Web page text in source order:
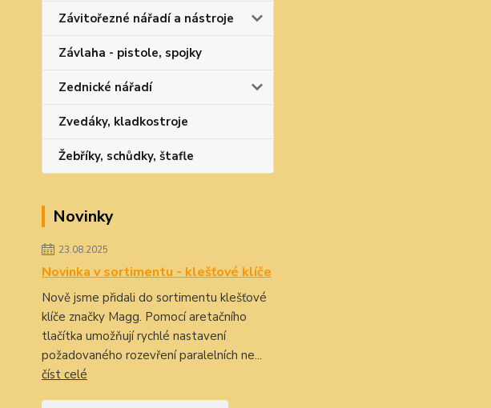
Závitořezné nářadí a nástroje
Závlaha - pistole, spojky
Zednické nářadí
Zvedáky, kladkostroje
Žebříky, schůdky, štafle
Novinky
23.08.2025
Novinka v sortimentu - klešťové klíče
Nově jsme přidali do sortimentu klešťové
klíče značky Magg. Pomocí aretačního
tlačítka umožňují rychlé nastavení
požadovaného rozevření paralelních ne...
číst celé